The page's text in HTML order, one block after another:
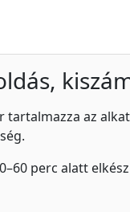
az
perc alatt